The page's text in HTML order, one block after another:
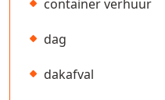
container verhuur
dag
dakafval